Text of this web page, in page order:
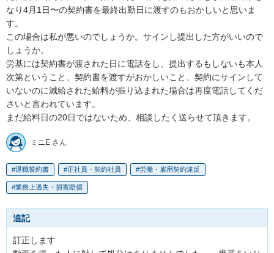
なり4月1日〜の契約書を最終出勤日に渡すのもおかしいと思いま
す。
この場合は私が悪いのでしょうか。サインし提出した方がいいので
しょうか。
労基には契約書が渡された日に電話をし、提出するもしないも本人
次第ということ、契約書を渡すがおかしいこと、契約にサインして
いないのに減給された給料が振り込まれた場合は再度電話してくだ
さいと言われています。
まだ給料日の20日ではないため、相談したく送らせて頂きます。
ミニE さん
退職誓約書 正社員・契約社員 労働・雇用契約違反
業務上過失・損害賠償
追記
訂正します